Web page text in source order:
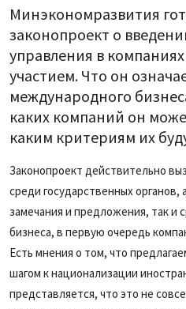
База знаний
Минэкономразвития
законопроект о
управления в
участием. Что он
международного
каких компаний он
каким критериям их
Законопроект действительно
среди государственных
замечания и предложения, так и
бизнеса, в первую очередь
Есть мнения о том, что
шагом к национализации
представляется, что это не